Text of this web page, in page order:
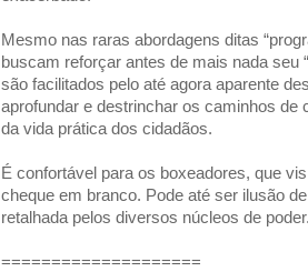
Mesmo nas raras abordagens ditas
buscam reforçar antes de mais nada seu
são facilitados pelo até agora aparente
aprofundar e destrinchar os caminhos de
da vida prática dos cidadãos.
É confortável para os boxeadores, que
cheque em branco. Pode até ser ilusão
retalhada pelos diversos núcleos de
====================